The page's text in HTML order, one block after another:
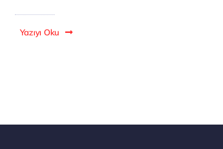
Yazıyı Oku